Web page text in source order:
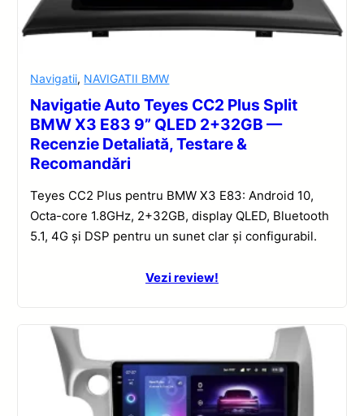
Navigatii, NAVIGATII BMW
Navigatie Auto Teyes CC2 Plus Split
BMW X3 E83 9” QLED 2+32GB —
Recenzie Detaliată, Testare &
Recomandări
Teyes CC2 Plus pentru BMW X3 E83: Android 10,
Octa-core 1.8GHz, 2+32GB, display QLED, Bluetooth
5.1, 4G și DSP pentru un sunet clar și configurabil.
Vezi review!